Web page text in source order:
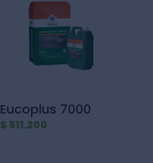
Eucoplus 7000
$ 511.200